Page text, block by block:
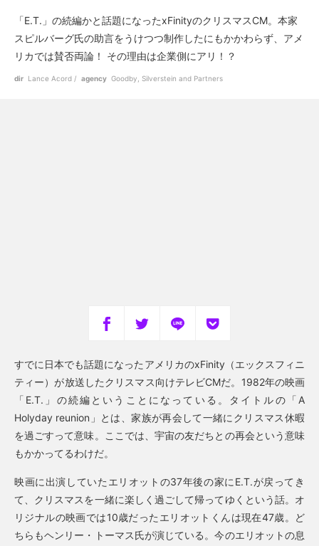
「E.T.」の続編かと話題になったxFinityのクリスマスCM。本家
スピルバーグ氏の助言をうけつつ制作したにもかかわらず、アメ
リカでは賛否両論！ その理由は企業側にアリ！？
dir Lance Acord agency Goodby, Silverstein and Partners
すでに日本でも話題になったアメリカのxFinity（エックスフィニ
ティー）が放送したクリスマス向けテレビCMだ。1982年の映画
「E.T.」の続編ということになっている。タイトルの「A
Holyday reunion」とは、家族が再会して一緒にクリスマス休暇
を過ごすって意味。ここでは、宇宙の友だちとの再会という意味
もかかってるわけだ。
映画に出演していたエリオットの37年後の家にE.T.が戻ってき
て、クリスマスを一緒に楽しく過ごして帰ってゆくという話。オ
リジナルの映画では10歳だったエリオットくんは現在47歳。ど
ちらもヘンリー・トーマス氏が演じている。今のエリオットの息